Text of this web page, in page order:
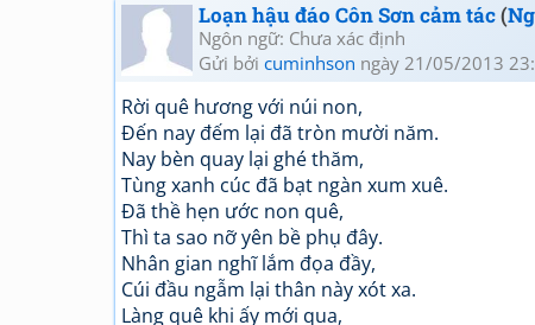
Loạn hậu đáo Côn Sơn cảm tác(
Ngôn ngữ: Chưa xác định
Gửi bởi cuminhson ngày 21/05/2013
Rời quê hương với núi non,
Đến nay đếm lại đã tròn mười năm.
Nay bèn quay lại ghé thăm,
Tùng xanh cúc đã bạt ngàn xum xuê.
Đã thề hẹn ước non quê,
Thì ta sao nỡ yên bề phụ đây.
Nhân gian nghĩ lắm đọa đầy,
Cúi đầu ngẫm lại thân này xót xa.
Làng quê khi ấy mới qua,